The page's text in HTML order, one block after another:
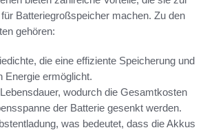
Batteriegroßspeicher machen. Zu den
gehören:
die eine effiziente Speicherung und
Energie ermöglicht.
wodurch die Gesamtkosten
der Batterie gesenkt werden.
was bedeutet, dass die Akkus